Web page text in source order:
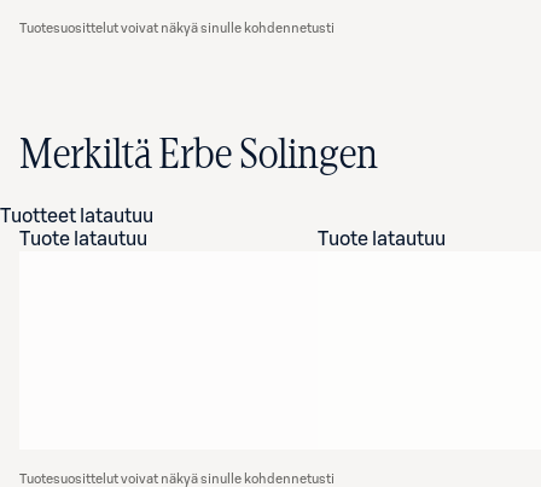
Tuotesuosittelut voivat näkyä sinulle kohdennetusti
Merkiltä Erbe Solingen
Tuotteet latautuu
Tuote latautuu
Tuote latautuu
Tuotesuosittelut voivat näkyä sinulle kohdennetusti